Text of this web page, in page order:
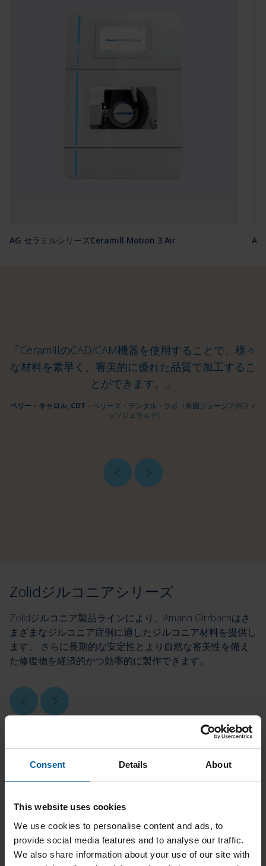
Consent Details About
This website uses cookies
We use cookies to personalise content and ads, to
provide social media features and to analyse our traffic.
We also share information about your use of our site with
AG セラミルシリーズCeramill Motion 3 Air
「CeramillのCAD/CAM機器を使用することで、様々
な材料を素早く、審美的に優れた品質で加工するこ
とができます。」
ペリー・キャロル, CDT – ペリーズ・デンタル・ラボ（米国ジョージア州フィ
ッツジェラルド)
Zolidジルコニアシリーズ
Zolidジルコニア製品ラインにより、Amann Girrbachはさ
まざまなジルコニア症例に適したジルコニア材料を提供し
ます。 さらに長期的な安定性とより自然な審美性を備え
た修復物を経済的かつ効率的に製作できます。